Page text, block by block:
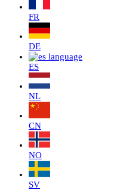
FR
DE
ES
NL
CN
NO
SV